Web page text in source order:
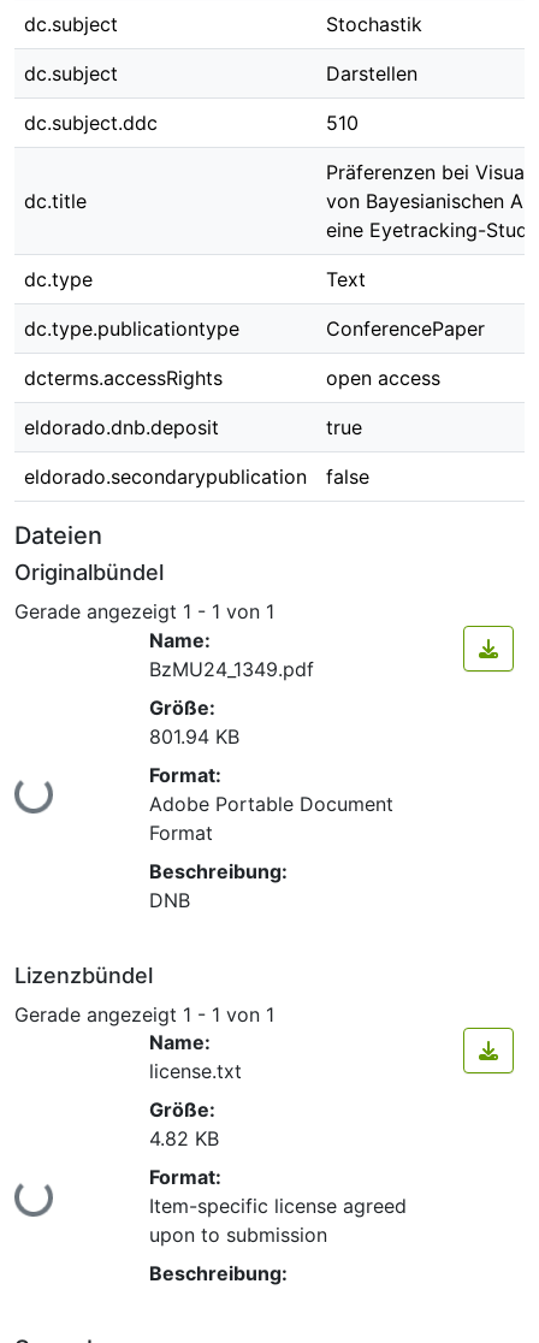
dc.subject Stochastik
dc.subject Darstellen
dc.subject.ddc 510
dc.title
Präferenzen bei
von Bayesianischen
eine Eyetracking-
dc.type Text
dc.type.publicationtype ConferencePaper
dcterms.accessRights open access
eldorado.dnb.deposit true
eldorado.secondarypublication false
Dateien
Originalbündel
Gerade angezeigt 1 - 1 von 1
Lade...
Name:
BzMU24_1349.pdf
Größe:
801.94 KB
Format:
Adobe Portable Document
Format
Beschreibung:
DNB
Lizenzbündel
Gerade angezeigt 1 - 1 von 1
Lade...
Name:
license.txt
Größe:
4.82 KB
Format:
Item-specific license agreed
upon to submission
Beschreibung: